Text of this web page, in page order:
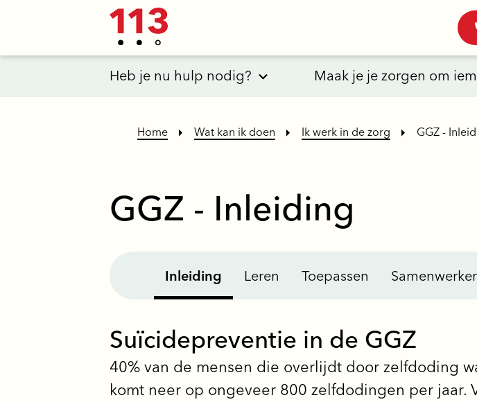
Heb je nu hulp nodig? Maak je je zorgen om
Home Wat kan ik doen Ik werk in de zorg GGZ -
GGZ - Inleiding
Inleiding Leren Toepassen
Suïcidepreventie in de GGZ
40% van de mensen die overlijdt door zelfdoding
komt neer op ongeveer 800 zelfdodingen per jaar.